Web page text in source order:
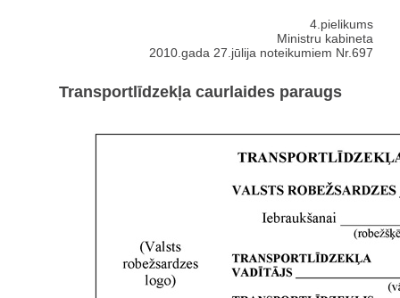
4.pielikums
Ministru kabineta
2010.gada 27.jūlija noteikumiem Nr.697
Transportlīdzekļa caurlaides paraugs